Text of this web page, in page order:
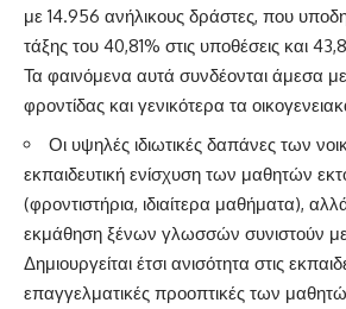
με 14.956 ανήλικους δράστες, που
τάξης του 40,81% στις υποθέσεις και
Τα φαινόμενα αυτά συνδέονται άμεσα
φροντίδας και γενικότερα τα
Οι υψηλές ιδιωτικές δαπάνες των
εκπαιδευτική ενίσχυση των μαθητών
(φροντιστήρια, ιδιαίτερα μαθήματα),
εκμάθηση ξένων γλωσσών συνιστούν
Δημιουργείται έτσι ανισότητα στις
επαγγελματικές προοπτικές των